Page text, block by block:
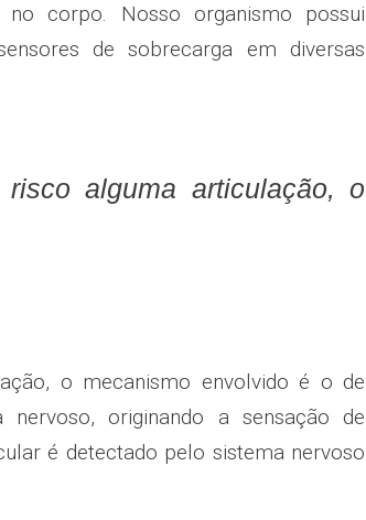
corpo. Nosso organismo possui
de sobrecarga em diversas
alguma articulação, o
o mecanismo envolvido é o de
originando a sensação de
é detectado pelo sistema nervoso